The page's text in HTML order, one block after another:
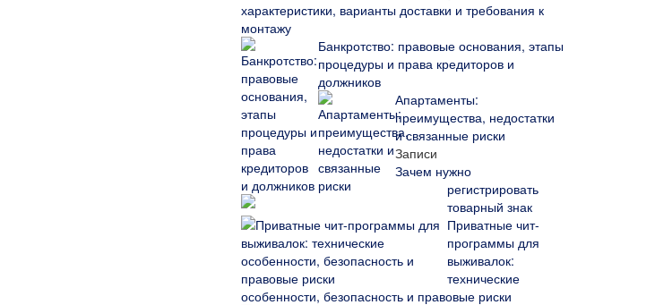
характеристики, варианты доставки и требования к
монтажу
Банкротство: правовые основания, этапы
процедуры и права кредиторов и
должников
Апартаменты:
преимущества, недостатки
и связанные риски
Записи
Зачем нужно
регистрировать
товарный знак
Приватные чит-
программы для
выживалок:
технические
особенности, безопасность и правовые риски